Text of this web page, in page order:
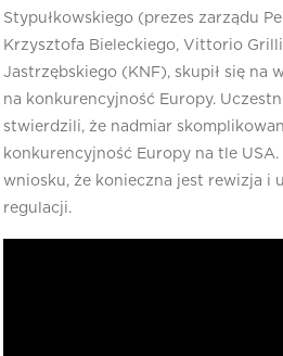
Stypułkowskiego (prezes zarządu
Krzysztofa Bieleckiego, Vittorio
Jastrzębskiego (KNF), skupił się na
na konkurencyjność Europy.
stwierdzili, że nadmiar
konkurencyjność Europy na tle
wniosku, że konieczna jest rewizja i
regulacji.